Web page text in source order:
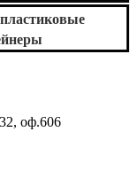
оф.606